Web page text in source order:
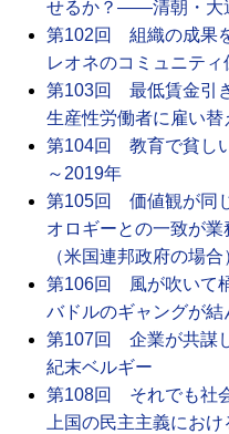
せるか？――清朝・大
第102回 組織の成果
レオネのコミュニテ
第103回 最低賃金引
生産性労働者に雇い替
第104回 教育で貧し
～2019年
第105回 価値観が同
オロギーとの一致が
（米国連邦政府の場合
第106回 風が吹いて
バドルのギャングが
第107回 企業が共謀
紀末ベルギー
第108回 それでも社
上国の民主主義にお